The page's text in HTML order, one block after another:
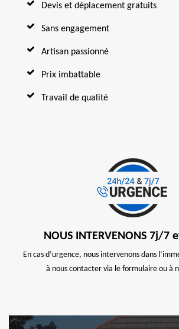
Devis et déplacement gratuits
Sans engagement
Artisan passionné
Prix imbattable
Travail de qualité
NOUS INTERVENONS 7j/7
En cas d’urgence, nous intervenons dans
à nous contacter via le formulaire ou à